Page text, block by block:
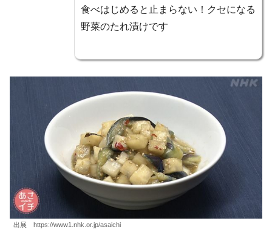
食べはじめると止まらない！クセになる
野菜のたれ漬けです
出展 https://www1.nhk.or.jp/asaichi